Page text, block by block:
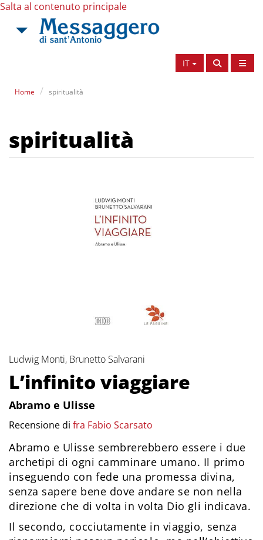
Salta al contenuto principale
IT
Home spiritualità
spiritualità
Ludwig Monti, Brunetto Salvarani
L’infinito viaggiare
Abramo e Ulisse
Recensione di fra Fabio Scarsato
Abramo e Ulisse sembrerebbero essere i due
archetipi di ogni camminare umano. Il primo
inseguendo con fede una promessa divina,
senza sapere bene dove andare se non nella
direzione che di volta in volta Dio gli indicava.
Il secondo, cocciutamente in viaggio, senza